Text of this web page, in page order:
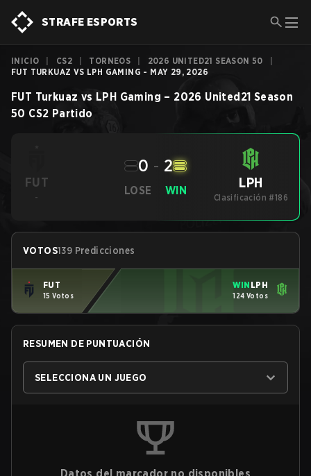
STRAFE ESPORTS
INICIO CS2 TORNEOS 2026 UNITED21 SEASON 50
FUT TURKUAZ VS LPH GAMING - MAY 29, 2026
FUT Turkuaz vs LPH Gaming – 2026 United21 Season
50 CS2 Partido
FUT
-
LOSE
0 - 2
WIN LPH
Clasificación #186
VOTOS139 Predicciones
FUT
15 Votos
WIN LPH
124 Votos
RESUMEN DE PUNTUACIÓN
SELECCIONA UN JUEGO